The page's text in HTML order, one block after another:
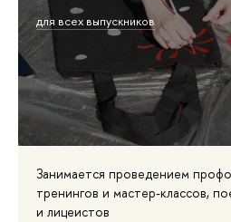
для всех выпускников
Занимается проведением
тренингов и мастер-классов,
и лицеистов